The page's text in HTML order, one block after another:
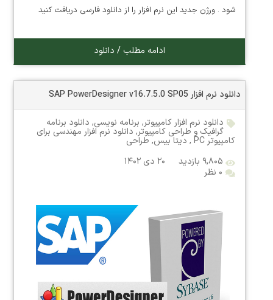
شود . ورژن جدید این نرم افزار را از دانلود فارسی دریافت کنید
ادامه مطلب / دانلود
دانلود نرم افزار SAP PowerDesigner v16.7.5.0 SP05
دانلود نرم افزار کامپیوتر, برنامه نویسی, دانلود برنامه
گرافیک و طراحی کامپیوتر,دانلود نرم افزار مهندسی برای
کامپیوتر PC , دیتا بیس, طراحی
۹,۸۰۵ بازدید
۲۰ دی ۱۴۰۲
۰ نظر